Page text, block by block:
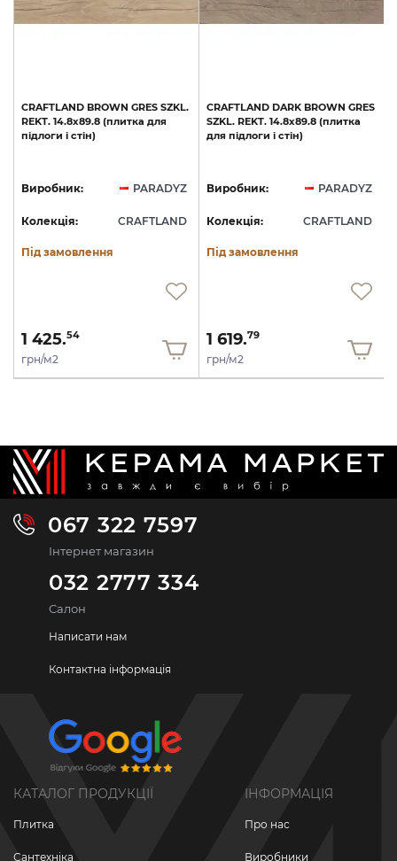
CRAFTLAND BROWN GRES SZKL.
REKT. 14.8х89.8 (плитка для
підлоги і стін)
Виробник: PARADYZ
Колекція: CRAFTLAND
Під замовлення
1 425.54
грн/м2
CRAFTLAND DARK BROWN GRES
SZKL. REKT. 14.8х89.8 (плитка
для підлоги і стін)
Виробник: PARADYZ
Колекція: CRAFTLAND
Під замовлення
1 619.79
грн/м2
067 322 7597
Інтернет магазин
032 2777 334
Салон
Написати нам
Контактна інформація
КАТАЛОГ ПРОДУКЦІЇ
Плитка
Сантехніка
ІНФОРМАЦІЯ
Про нас
Виробники